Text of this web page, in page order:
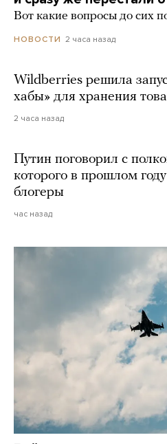
Вот какие вопросы до сих
НОВОСТИ 2 часа назад
Wildberries решила
хабы» для хранения
2 часа назад
Путин поговорил с
которого в прошлом
блогеры
час назад